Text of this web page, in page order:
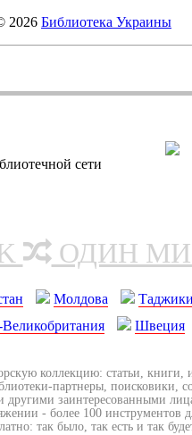
2026 Библиотека Украины
сети
ОДИН
Молдова
Швеция
коллекцию: статьи,
партнеры, поисковики,
другими заинтересованными
- более 100 инструментов
так было, так есть и так